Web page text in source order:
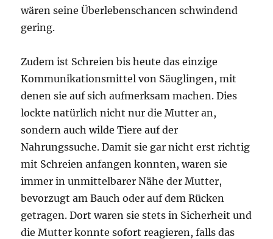
wären seine Überlebenschancen schwindend
gering.
Zudem ist Schreien bis heute das einzige
Kommunikationsmittel von Säuglingen, mit
denen sie auf sich aufmerksam machen. Dies
lockte natürlich nicht nur die Mutter an,
sondern auch wilde Tiere auf der
Nahrungssuche. Damit sie gar nicht erst richtig
mit Schreien anfangen konnten, waren sie
immer in unmittelbarer Nähe der Mutter,
bevorzugt am Bauch oder auf dem Rücken
getragen. Dort waren sie stets in Sicherheit und
die Mutter konnte sofort reagieren, falls das